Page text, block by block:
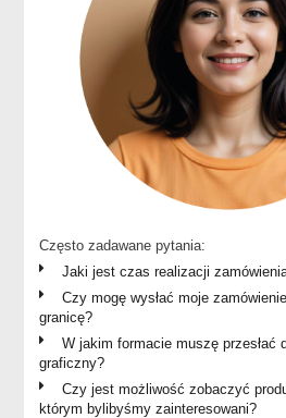
Często zadawane pytania:
Jaki jest czas realizacji
Czy mogę wysłać moje
granicę?
W jakim formacie muszę przesłać
graficzny?
Czy jest możliwość zobaczyć
którym bylibyśmy zainteresowani?